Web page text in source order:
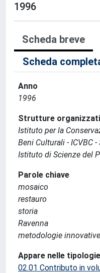
1996
Scheda breve
Scheda
Anno
1996
Strutture
Istituto per la
Beni Culturali - ICVBC
Istituto di Scienze del
Parole chiave
mosaico
restauro
storia
Ravenna
metodologie innovative
Appare nelle
02.01 Contributo in